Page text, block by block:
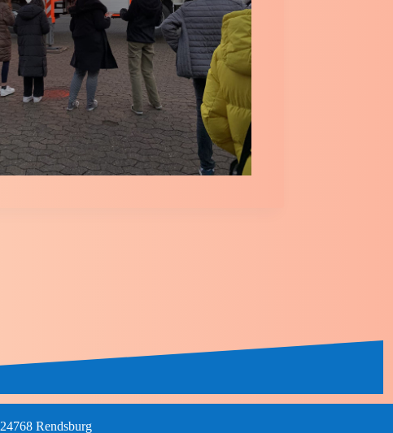
Rendsburg